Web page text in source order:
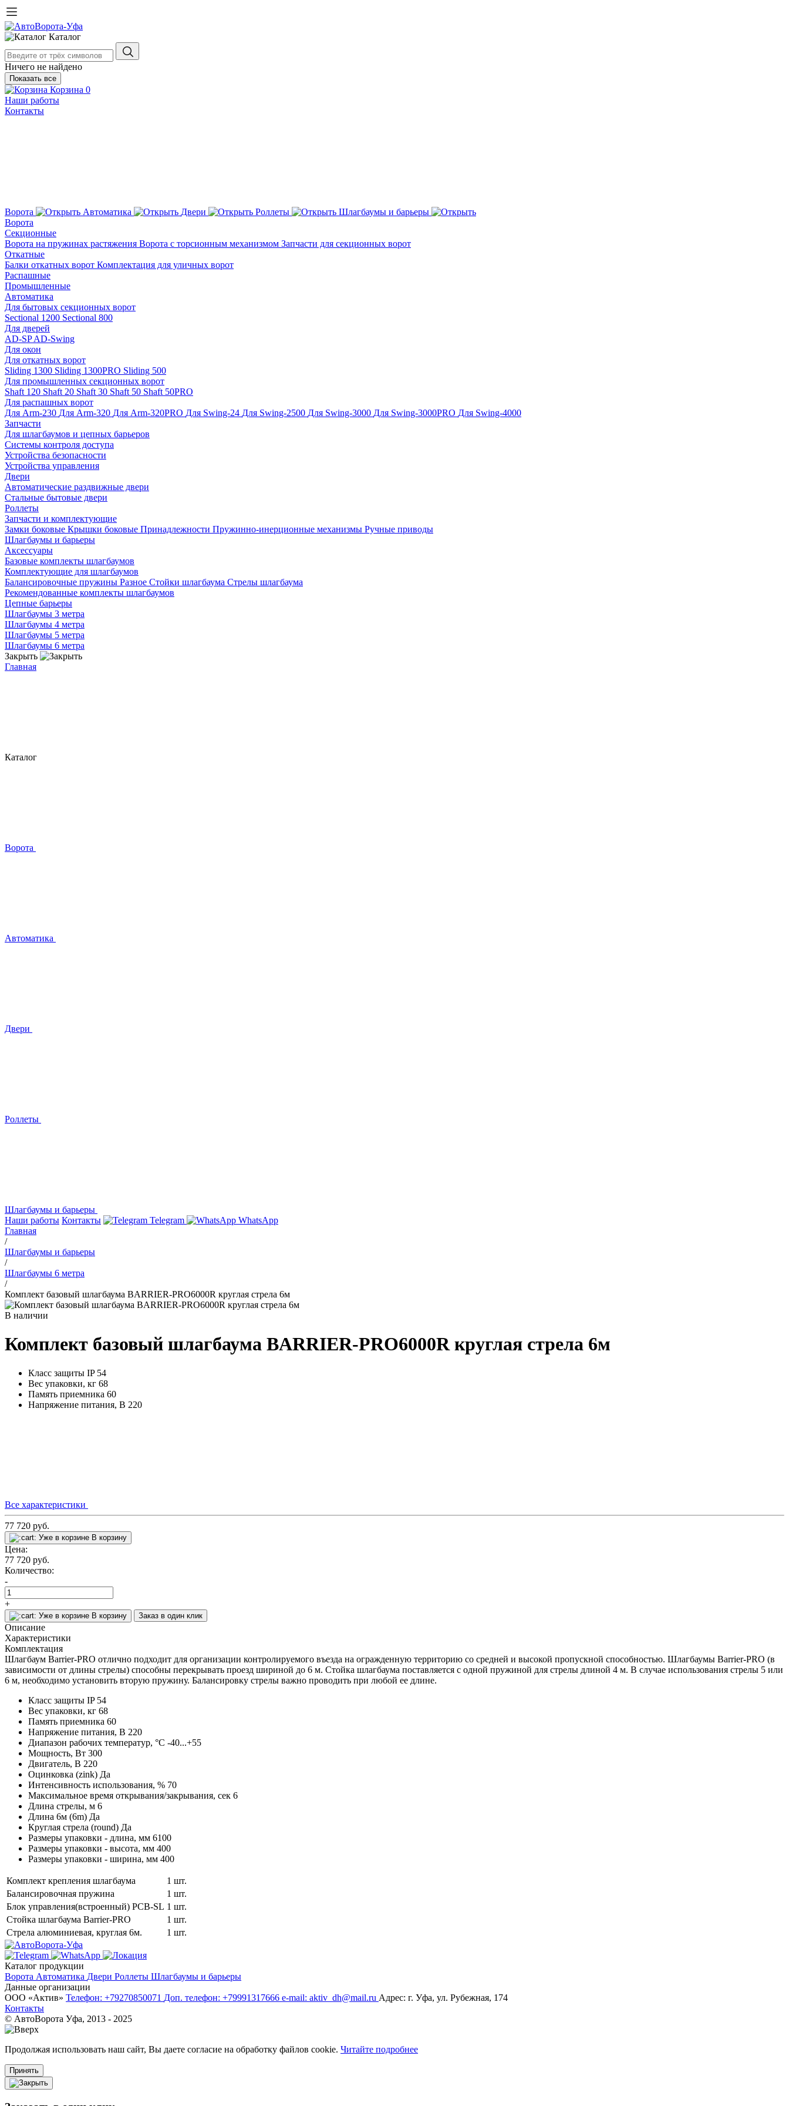
Каталог
Ничего не найдено
Показать все
Корзина 0
Наши работы
Контакты
Ворота Автоматика Двери Роллеты
Шлагбаумы и барьеры
Ворота
Секционные
Ворота на пружинах растяжения Ворота с торсионным механизмом Запчасти для секционных ворот
Откатные
Балки откатных ворот Комплектация для уличных ворот
Распашные
Промышленные
Автоматика
Для бытовых секционных ворот
Sectional 1200 Sectional 800
Для дверей
AD-SPAD-Swing
Для окон
Для откатных ворот
Sliding 1300 Sliding 1300PRO Sliding 500
Для промышленных секционных ворот
Shaft 120 Shaft 20 Shaft 30 Shaft 50 Shaft 50PRO
Для распашных ворот
Для Arm-230 Для Arm-320 Для Arm-320PRO Для Swing-24 Для Swing-2500 Для Swing-3000 Для Swing-3000PRO Для Swing-4000
Запчасти
Для шлагбаумов и цепных барьеров
Системы контроля доступа
Устройства безопасности
Устройства управления
Двери
Автоматические раздвижные двери
Стальные бытовые двери
Роллеты
Запчасти и комплектующие
Замки боковые Крышки боковые Принадлежности Пружинно-инерционные механизмы Ручные приводы
Шлагбаумы и барьеры
Аксессуары
Базовые комплекты шлагбаумов
Комплектующие для шлагбаумов
Балансировочные пружины Разное Стойки шлагбаума Стрелы шлагбаума
Рекомендованные комплекты шлагбаумов
Цепные барьеры
Шлагбаумы 3 метра
Шлагбаумы 4 метра
Шлагбаумы 5 метра
Шлагбаумы 6 метра
Закрыть
Главная
Каталог
Ворота
Автоматика
Двери
Роллеты
Шлагбаумы и барьеры
Наши работы Контакты Telegram
WhatsApp
Главная
/
Шлагбаумы и барьеры
/
Шлагбаумы 6 метра
/
Комплект базовый шлагбаума BARRIER-PRO6000R круглая стрела 6м
В наличии
Комплект базовый шлагбаума BARRIER-PRO6000R круглая стрела 6м
Класс защиты IP 54
Вес упаковки, кг 68
Память приемника 60
Напряжение питания, В 220
Все характеристики
77 720 руб.
Уже в корзине В корзину
Цена:
77 720 руб.
Количество:
-
+
Уже в корзине В корзину Заказ в один клик
Описание
Характеристики
Комплектация
Шлагбаум Barrier-PRO отлично подходит для организации контролируемого въезда на огражденную территорию со средней и высокой пропускной способностью. Шлагбаумы Barrier-PRO (в
зависимости от длины стрелы) способны перекрывать проезд шириной до 6 м. Стойка шлагбаума поставляется с одной пружиной для стрелы длиной 4 м. В случае использования стрелы 5 или
6 м, необходимо установить вторую пружину. Балансировку стрелы важно проводить при любой ее длине.
Класс защиты IP 54
Вес упаковки, кг 68
Память приемника 60
Напряжение питания, В 220
Диапазон рабочих температур, °С -40...+55
Мощность, Вт 300
Двигатель, В 220
Оцинковка (zink) Да
Интенсивность использования, % 70
Максимальное время открывания/закрывания, сек 6
Длина стрелы, м 6
Длина 6м (6m) Да
Круглая стрела (round) Да
Размеры упаковки - длина, мм 6100
Размеры упаковки - высота, мм 400
Размеры упаковки - ширина, мм 400
Комплект крепления шлагбаума
1 шт.
Балансировочная пружина
1 шт.
Блок управления(встроенный) PCB-SL 1 шт.
Стойка шлагбаума Barrier-PRO
1 шт.
Стрела алюминиевая, круглая 6м.
1 шт.
Каталог продукции
Ворота Автоматика Двери Роллеты Шлагбаумы и барьеры
Данные организации
ООО «‎Актив»‎ Телефон: +79270850071 Доп. телефон: +79991317666 e-mail: aktiv_dh@mail.ru Адрес: г. Уфа, ул. Рубежная, 174
Контакты
© АвтоВорота Уфа, 2013 - 2025
Продолжая использовать наш сайт, Вы даете согласие на обработку файлов cookie. Читайте подробнее
Принять